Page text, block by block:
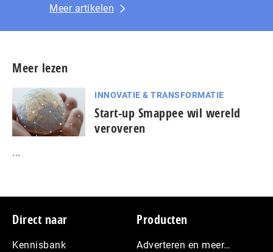
Meer artikelen
Meer lezen
INNOVATIE & TRANSFORMATIE
Start-up Smappee wil wereld
veroveren
...
Footer
Direct naar
Kennisbank
Producten
Adverteren en meer…